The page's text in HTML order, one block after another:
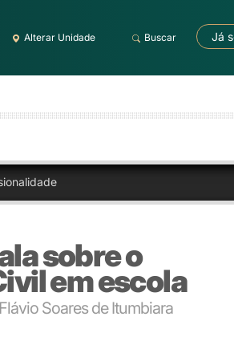
Alterar Unidade Buscar Já
sobre o
em escola
Soares de Itumbiara